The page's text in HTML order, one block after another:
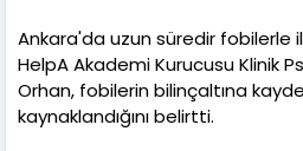
Ankara'da uzun süredir fobilerle
HelpA Akademi Kurucusu Klinik
Orhan, fobilerin bilinçaltına
kaynaklandığını belirtti.